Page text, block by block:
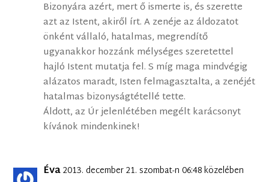
Bizonyára azért, mert ő ismerte is, és szerette
azt az Istent, akiről írt. A zenéje az áldozatot
önként vállaló, hatalmas, megrendítő
ugyanakkor hozzánk mélységes szeretettel
hajló Istent mutatja fel. S míg maga mindvégig
alázatos maradt, Isten felmagasztalta, a zenéjét
hatalmas bizonyságtétellé tette.
Áldott, az Úr jelenlétében megélt karácsonyt
kívánok mindenkinek!
Éva2013. december 21. szombat-n 06:48 közelében